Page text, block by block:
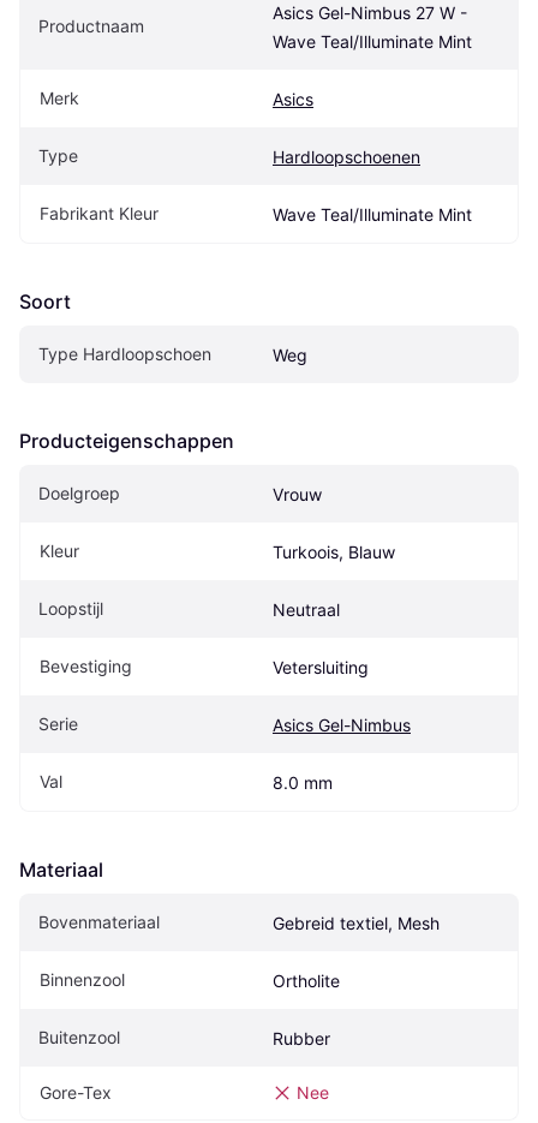
Productnaam
Asics Gel-Nimbus 27 W -
Wave Teal/Illuminate Mint
Merk Asics
Type Hardloopschoenen
Fabrikant Kleur Wave Teal/Illuminate Mint
Soort
Type Hardloopschoen Weg
Producteigenschappen
Doelgroep Vrouw
Kleur Turkoois, Blauw
Loopstijl Neutraal
Bevestiging Vetersluiting
Serie Asics Gel-Nimbus
Val 8.0 mm
Materiaal
Bovenmateriaal Gebreid textiel, Mesh
Binnenzool Ortholite
Buitenzool Rubber
Gore-Tex Nee